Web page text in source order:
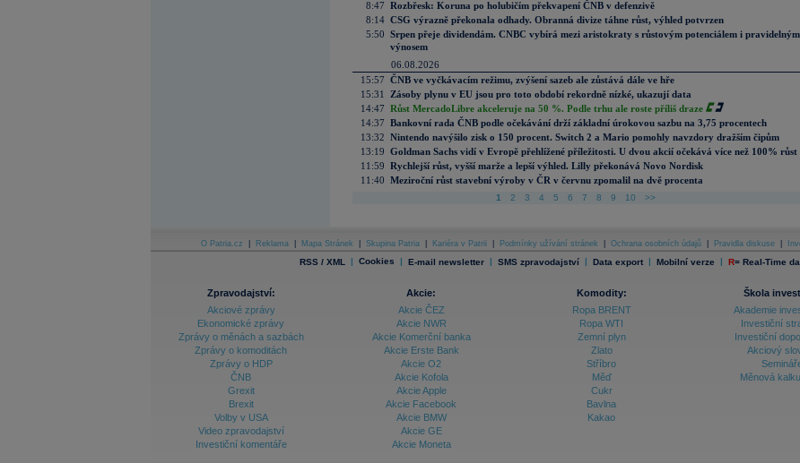
8:47 Rozbřesk: Koruna po holubičím překvapení ČNB v defenzivě
8:14 CSG výrazně překonala odhady. Obranná divize táhne růst, výhled potvrzen
5:50 Srpen přeje dividendám. CNBC vybírá mezi aristokraty s růstovým potenciálem i pravidelným
výnosem
06.08.2026
15:57 ČNB ve vyčkávacím režimu, zvýšení sazeb ale zůstává dále ve hře
15:31
Zásoby plynu v EU jsou pro toto období rekordně nízké, ukazují data
14:47 Růst MercadoLibre akceleruje na 50 %. Podle trhu ale roste příliš draze
14:37 Bankovní rada ČNB podle očekávání drží základní úrokovou sazbu na 3,75 procentech
13:32 Nintendo navýšilo zisk o 150 procent. Switch 2 a Mario pomohly navzdory dražším čipům
13:19 Goldman Sachs vidí v Evropě přehlížené příležitosti. U dvou akcií očekává více než 100% růst
11:59 Rychlejší růst, vyšší marže a lepší výhled. Lilly překonává Novo Nordisk
11:40 Meziroční růst stavební výroby v ČR v červnu zpomalil na dvě procenta
1 2 3 4 5 6 7 8 9 10 >>
O Patria.cz Reklama Mapa Stránek Skupina Patria Kariéra v Patrii Podmínky užívání stránek Ochrana osobních údajů Pravidla diskuse
RSS / XML | Cookies | E-mail newsletter | SMS zpravodajství | Data export | Mobilní verze | R= Real-Time
Zpravodajství:
Akciové zprávy
Ekonomické zprávy
Zprávy o měnách a sazbách
Zprávy o komoditách
Zprávy o HDP
ČNB
Grexit
Brexit
Volby v USA
Video zpravodajství
Investiční komentáře
Akcie:
Akcie ČEZ
Akcie NWR
Akcie Komerční banka
Akcie Erste Bank
Akcie O2
Akcie Kofola
Akcie Apple
Akcie Facebook
Akcie BMW
Akcie GE
Akcie Moneta
Komodity:
Ropa BRENT
Ropa WTI
Zemní plyn
Zlato
Stříbro
Měď
Cukr
Bavlna
Kakao
Škola
Akademie
Investiční
Investiční
Akciový
Měnová